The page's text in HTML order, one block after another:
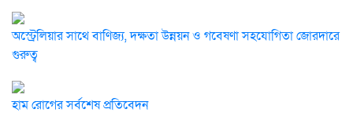
অস্ট্রেলিয়ার সাথে বাণিজ্য, দক্ষতা উন্নয়ন ও গবেষণা সহযোগিতা জোরদারে
গুরুত্ব
হাম রোগের সর্বশেষ প্রতিবেদন